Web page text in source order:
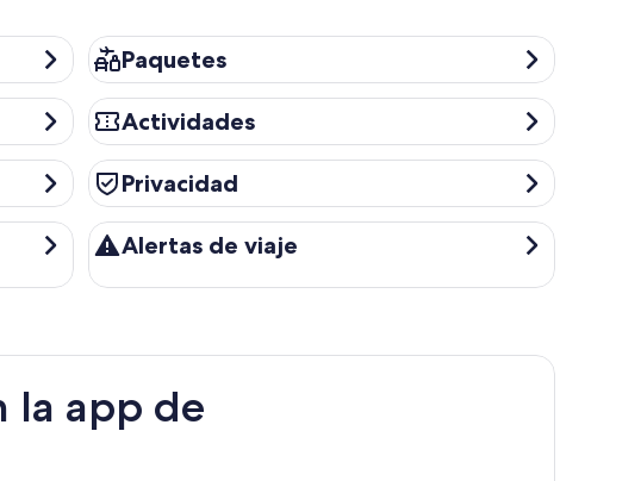
Paquetes
Paquetes
Actividades
Actividades
Privacidad
Privacidad
Alertas de viaje
Alertas de viaje
la app de